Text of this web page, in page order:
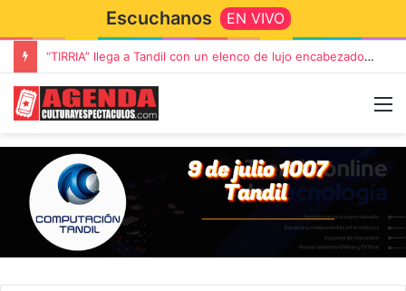
Escuchanos EN VIVO
Rata Blanca regresa a Tandil con un show demoledor en el Estadio Unión y Progreso